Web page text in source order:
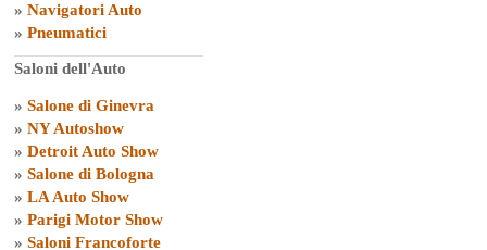
» Navigatori Auto
» Pneumatici
Saloni dell'Auto
» Salone di Ginevra
» NY Autoshow
» Detroit Auto Show
» Salone di Bologna
» LA Auto Show
» Parigi Motor Show
» Saloni Francoforte